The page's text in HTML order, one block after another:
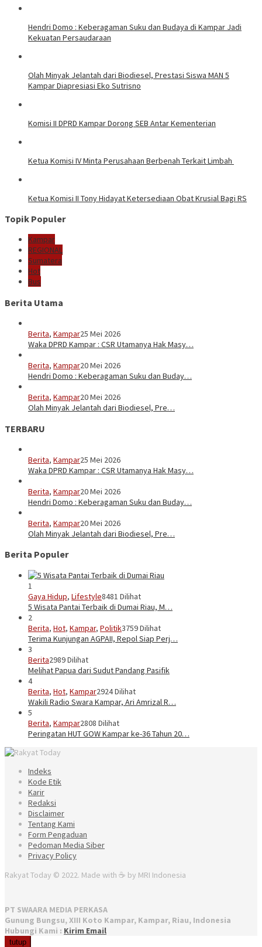
Hendri Domo : Keberagaman Suku dan Budaya di Kampar Jadi
Kekuatan Persaudaraan
Olah Minyak Jelantah dari Biodiesel, Prestasi Siswa MAN 5
Kampar Diapresiasi Eko Sutrisno
Komisi II DPRD Kampar Dorong SEB Antar Kementerian
Ketua Komisi IV Minta Perusahaan Berbenah Terkait Limbah
Ketua Komisi II Tony Hidayat Ketersediaan Obat Krusial Bagi RS
Topik Populer
Kampar
REGIONAL
Sumatera
Hot
Bus
Berita Utama
Berita, Kampar25 Mei 2026
Waka DPRD Kampar : CSR Utamanya Hak Masy…
Berita, Kampar20 Mei 2026
Hendri Domo : Keberagaman Suku dan Buday…
Berita, Kampar20 Mei 2026
Olah Minyak Jelantah dari Biodiesel, Pre…
TERBARU
Berita, Kampar25 Mei 2026
Waka DPRD Kampar : CSR Utamanya Hak Masy…
Berita, Kampar20 Mei 2026
Hendri Domo : Keberagaman Suku dan Buday…
Berita, Kampar20 Mei 2026
Olah Minyak Jelantah dari Biodiesel, Pre…
Berita Populer
1
Gaya Hidup, Lifestyle8481 Dilihat
5 Wisata Pantai Terbaik di Dumai Riau, M…
2
Berita, Hot, Kampar, Politik3759 Dilihat
Terima Kunjungan AGPAII, Repol Siap Perj…
3
Berita2989 Dilihat
Melihat Papua dari Sudut Pandang Pasifik
4
Berita, Hot, Kampar2924 Dilihat
Wakili Radio Swara Kampar, Ari Amrizal R…
5
Berita, Kampar2808 Dilihat
Peringatan HUT GOW Kampar ke-36 Tahun 20…
Indeks
Kode Etik
Karir
Redaksi
Disclaimer
Tentang Kami
Form Pengaduan
Pedoman Media Siber
Privacy Policy
Rakyat Today © 2022. Made with ☕ by MRI Indonesia
PT SWAARA MEDIA PERKASA
Gunung Bungsu, XIII Koto Kampar, Kampar, Riau, Indonesia
Hubungi Kami : Kirim Email
tutup